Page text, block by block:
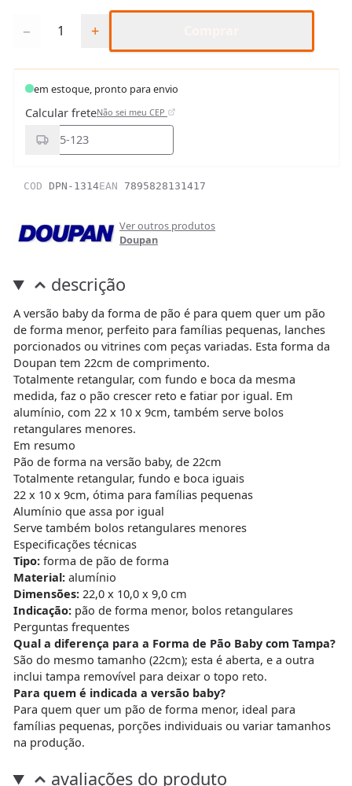
− +
em estoque, pronto para envio
Calcular freteNão sei meu CEP
COD DPN-1314EAN 7895828131417
Ver outros produtos
Doupan
descrição
A versão baby da forma de pão é para quem quer um pão
de forma menor, perfeito para famílias pequenas, lanches
porcionados ou vitrines com peças variadas. Esta forma da
Doupan tem 22cm de comprimento.
Totalmente retangular, com fundo e boca da mesma
medida, faz o pão crescer reto e fatiar por igual. Em
alumínio, com 22 x 10 x 9cm, também serve bolos
retangulares menores.
Em resumo
Pão de forma na versão baby, de 22cm
Totalmente retangular, fundo e boca iguais
22 x 10 x 9cm, ótima para famílias pequenas
Alumínio que assa por igual
Serve também bolos retangulares menores
Especificações técnicas
Tipo:forma de pão de forma
Material:alumínio
Dimensões:22,0 x 10,0 x 9,0 cm
Indicação:pão de forma menor, bolos retangulares
Perguntas frequentes
Qual a diferença para a Forma de Pão Baby com Tampa?
São do mesmo tamanho (22cm); esta é aberta, e a outra
inclui tampa removível para deixar o topo reto.
Para quem é indicada a versão baby?
Para quem quer um pão de forma menor, ideal para
famílias pequenas, porções individuais ou variar tamanhos
na produção.
avaliações do produto